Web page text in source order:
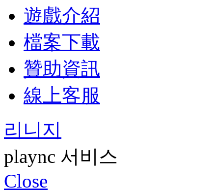
遊戲介紹
檔案下載
贊助資訊
線上客服
리니지
plaync 서비스
Close